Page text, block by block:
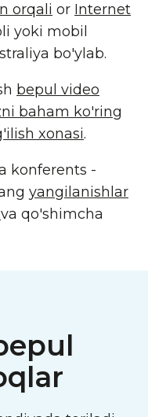
orqali or Internet
yoki mobil
bo'ylab.
bepul video
baham ko'ring
xonasi.
konferents -
yangilanishlar
va qo'shimcha